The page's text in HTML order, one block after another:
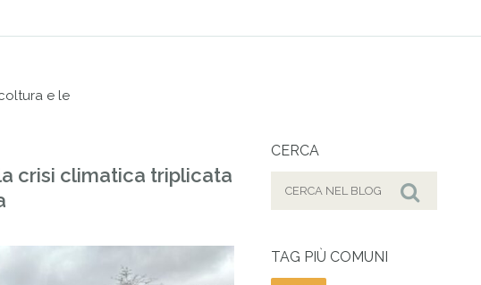
e le
crisi climatica triplicata
CERCA
Cerca
TAG PIÙ COMUNI